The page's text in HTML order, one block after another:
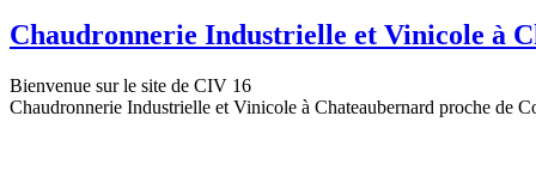
Chaudronnerie Industrielle et Vinicole à
Bienvenue sur le site de CIV 16
Chaudronnerie Industrielle et Vinicole à Chateaubernard proche de